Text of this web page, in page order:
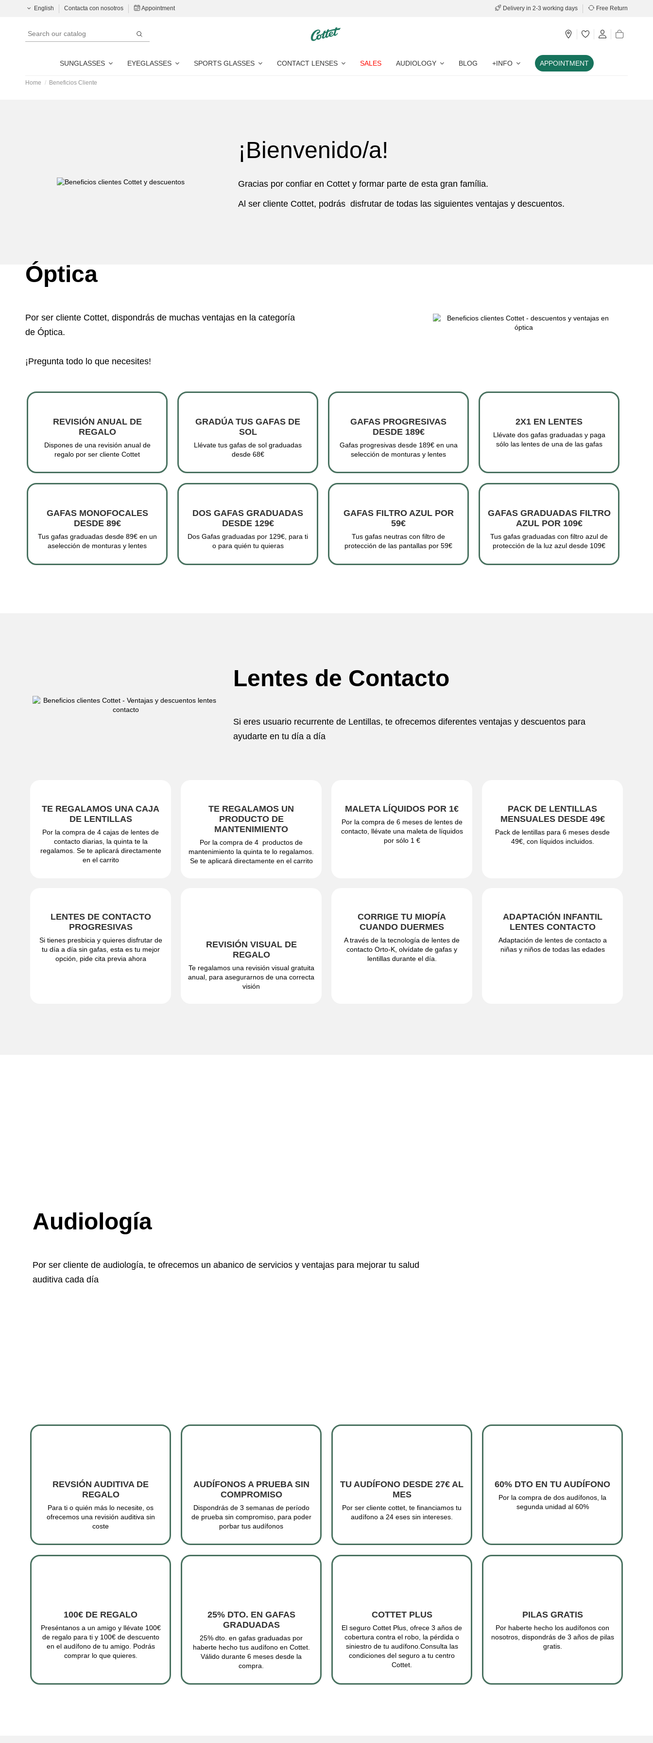
English Contacta con nosotros Appointment Delivery in 2-3 working days Free Return
SUNGLASSES EYEGLASSES SPORTS GLASSES CONTACT LENSES SALES AUDIOLOGY BLOG +INFO APPOINTMENT
Home Beneficios Cliente
¡Bienvenido/a!
Gracias por confiar en Cottet y formar parte de esta gran família.
Al ser cliente Cottet, podrás disfrutar de todas las siguientes ventajas y descuentos.
Óptica
Por ser cliente Cottet, dispondrás de muchas ventajas en la categoría
de Óptica.
¡Pregunta todo lo que necesites!
REVISIÓN ANUAL DE
REGALO
Dispones de una revisión anual de
regalo por ser cliente Cottet
GRADÚA TUS GAFAS DE
SOL
Llévate tus gafas de sol graduadas
desde 68€
GAFAS PROGRESIVAS
DESDE 189€
Gafas progresivas desde 189€ en una
selección de monturas y lentes
2X1 EN LENTES
Llévate dos gafas graduadas y paga
sólo las lentes de una de las gafas
GAFAS MONOFOCALES
DESDE 89€
Tus gafas graduadas desde 89€ en un
aselección de monturas y lentes
DOS GAFAS GRADUADAS
DESDE 129€
Dos Gafas graduadas por 129€, para ti
o para quién tu quieras
GAFAS FILTRO AZUL POR
59€
Tus gafas neutras con filtro de
protección de las pantallas por 59€
GAFAS GRADUADAS FILTRO
AZUL POR 109€
Tus gafas graduadas con filtro azul de
protección de la luz azul desde 109€
Lentes de Contacto
Si eres usuario recurrente de Lentillas, te ofrecemos diferentes ventajas y descuentos para
ayudarte en tu día a día
TE REGALAMOS UNA CAJA
DE LENTILLAS
Por la compra de 4 cajas de lentes de
contacto diarias, la quinta te la
regalamos. Se te aplicará directamente
en el carrito
TE REGALAMOS UN
PRODUCTO DE
MANTENIMIENTO
Por la compra de 4 productos de
mantenimiento la quinta te lo regalamos.
Se te aplicará directamente en el carrito
MALETA LÍQUIDOS POR 1€
Por la compra de 6 meses de lentes de
contacto, llévate una maleta de líquidos
por sólo 1 €
PACK DE LENTILLAS
MENSUALES DESDE 49€
Pack de lentillas para 6 meses desde
49€, con líquidos incluidos.
LENTES DE CONTACTO
PROGRESIVAS
Si tienes presbicia y quieres disfrutar de
tu día a día sin gafas, esta es tu mejor
opción, pide cita previa ahora
Te regalamos una revisión visual gratuita
anual, para asegurarnos de una correcta
visión
CORRIGE TU MIOPÍA
CUANDO DUERMES
A través de la tecnología de lentes de
contacto Orto-K, olvídate de gafas y
lentillas durante el día.
ADAPTACIÓN INFANTIL
LENTES CONTACTO
Adaptación de lentes de contacto a
niñas y niños de todas las edades
Por ser cliente de audiología, te ofrecemos un abanico de servicios y ventajas para mejorar tu salud
Para ti o quién más lo necesite, os
ofrecemos una revisión auditiva sin
coste
Dispondrás de 3 semanas de período
de prueba sin compromiso, para poder
porbar tus audífonos
Por ser cliente cottet, te financiamos tu
audífono a 24 eses sin intereses.
segunda unidad al 60%
en el audífono de tu amigo. Podrás
comprar lo que quieres.
25% dto. en gafas graduadas por
haberte hecho tus audífono en Cottet.
Válido durante 6 meses desde la
compra.
siniestro de tu audífono.Consulta las
condiciones del seguro a tu centro
Cottet.
gratis.